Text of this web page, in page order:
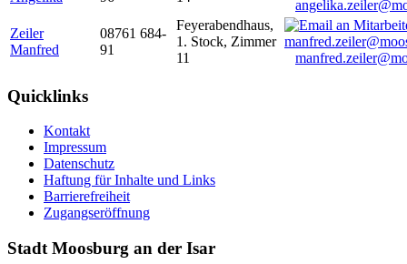
Zeiler
Manfred
08761 684-
91
Feyerabendhaus,
1. Stock, Zimmer
11
Quicklinks
Kontakt
Impressum
Datenschutz
Haftung für Inhalte und Links
Barrierefreiheit
Zugangseröffnung
Stadt Moosburg an der Isar